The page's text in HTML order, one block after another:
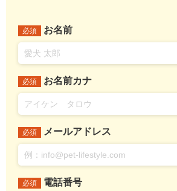
必須 お名前
必須 お名前カナ
必須 メールアドレス
必須 電話番号